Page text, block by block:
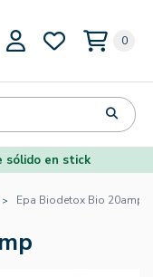
0
sólido en stick
Epa Biodetox Bio 20amp